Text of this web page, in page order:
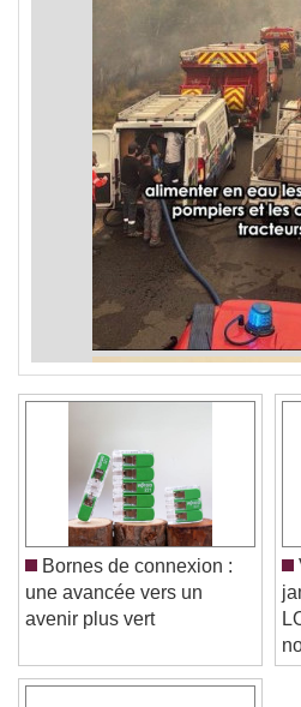
Bornes de connexion :
une avancée vers un